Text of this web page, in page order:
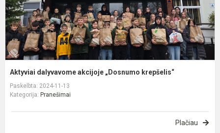
Aktyviai dalyvavome akcijoje „Dosnumo krepšelis“
Paskelbta: 2024-11-13
Kategorija: Pranešimai
Plačiau